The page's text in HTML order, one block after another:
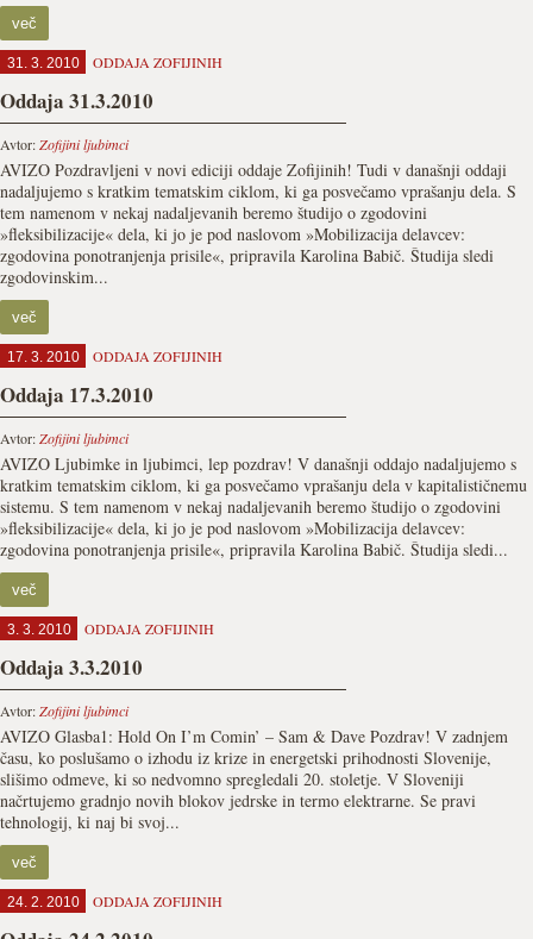
več
31. 3. 2010 ODDAJA ZOFIJINIH
Oddaja 31.3.2010
Avtor:Zofijini ljubimci
AVIZO Pozdravljeni v novi ediciji oddaje Zofijinih! Tudi v današnji oddaji
nadaljujemo s kratkim tematskim ciklom, ki ga posvečamo vprašanju dela. S
tem namenom v nekaj nadaljevanih beremo študijo o zgodovini
»fleksibilizacije« dela, ki jo je pod naslovom »Mobilizacija delavcev:
zgodovina ponotranjenja prisile«, pripravila Karolina Babič. Študija sledi
zgodovinskim...
več
17. 3. 2010 ODDAJA ZOFIJINIH
Oddaja 17.3.2010
Avtor:Zofijini ljubimci
AVIZO Ljubimke in ljubimci, lep pozdrav! V današnji oddajo nadaljujemo s
kratkim tematskim ciklom, ki ga posvečamo vprašanju dela v kapitalističnemu
sistemu. S tem namenom v nekaj nadaljevanih beremo študijo o zgodovini
»fleksibilizacije« dela, ki jo je pod naslovom »Mobilizacija delavcev:
zgodovina ponotranjenja prisile«, pripravila Karolina Babič. Študija sledi...
več
3. 3. 2010 ODDAJA ZOFIJINIH
Oddaja 3.3.2010
Avtor:Zofijini ljubimci
AVIZO Glasba1: Hold On I’m Comin’ – Sam & Dave Pozdrav! V zadnjem
času, ko poslušamo o izhodu iz krize in energetski prihodnosti Slovenije,
slišimo odmeve, ki so nedvomno spregledali 20. stoletje. V Sloveniji
načrtujemo gradnjo novih blokov jedrske in termo elektrarne. Se pravi
tehnologij, ki naj bi svoj...
več
24. 2. 2010 ODDAJA ZOFIJINIH